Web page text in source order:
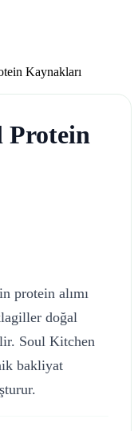
Kaynakları
Protein
protein alımı
doğal
Soul Kitchen
bakliyat